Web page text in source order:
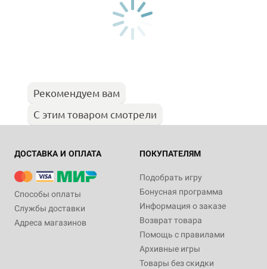
Рекомендуем вам
С этим товаром смотрели
ДОСТАВКА И ОПЛАТА
Способы оплаты
Службы доставки
Адреса магазинов
ПОКУПАТЕЛЯМ
Подобрать игру
Бонусная программа
Информация о заказе
Возврат товара
Помощь с правилами
Архивные игры
Товары без скидки